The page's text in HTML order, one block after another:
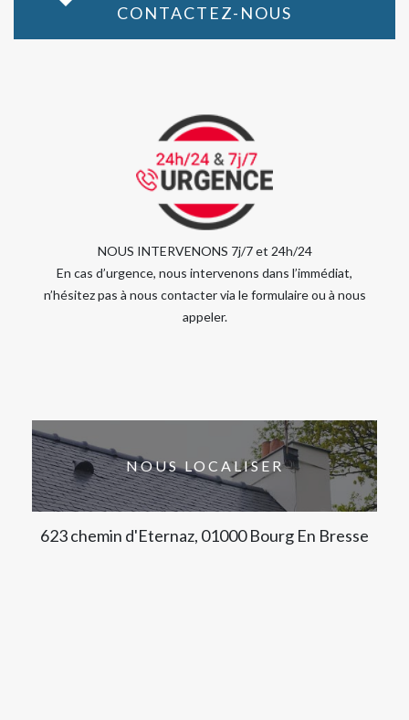
CONTACTEZ-NOUS
NOUS INTERVENONS 7j/7 et 24h/24
En cas d’urgence, nous intervenons dans l’immédiat,
n’hésitez pas à nous contacter via le formulaire ou à nous
appeler.
NOUS LOCALISER
623 chemin d'Eternaz, 01000 Bourg En Bresse